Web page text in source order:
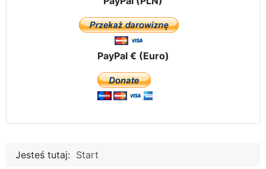
PayPal € (Euro)
Jesteś tutaj: Start